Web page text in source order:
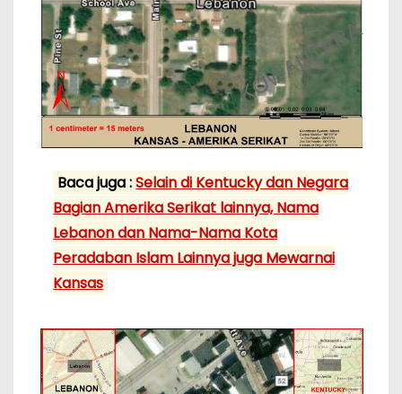
Baca juga :Selain di Kentucky dan Negara
Bagian Amerika Serikat lainnya, Nama
Lebanon dan Nama-Nama Kota
Peradaban Islam Lainnya juga Mewarnai
Kansas